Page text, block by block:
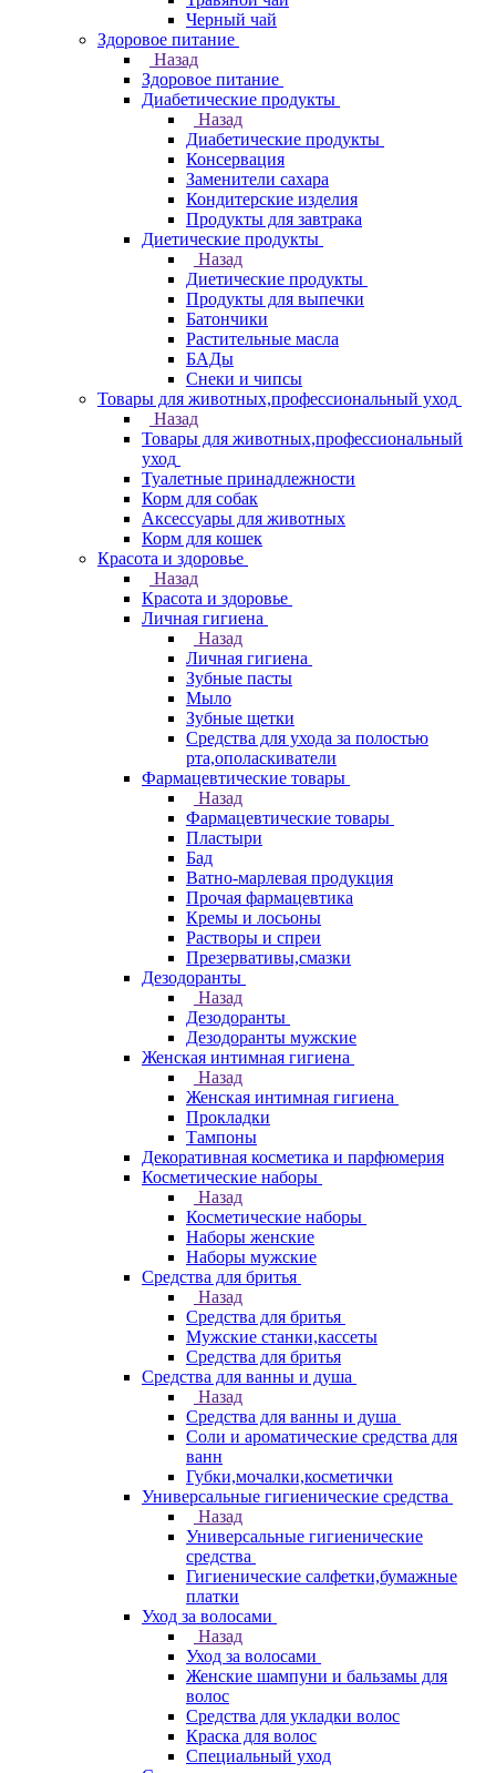
Черный чай
Здоровое питание
Назад
Здоровое питание
Диабетические продукты
Назад
Диабетические продукты
Консервация
Заменители сахара
Кондитерские изделия
Продукты для завтрака
Диетические продукты
Назад
Диетические продукты
Продукты для выпечки
Батончики
Растительные масла
БАДы
Снеки и чипсы
Товары для животных,профессиональный уход
Назад
Товары для животных,профессиональный
уход
Туалетные принадлежности
Корм для собак
Аксессуары для животных
Корм для кошек
Красота и здоровье
Назад
Красота и здоровье
Личная гигиена
Назад
Личная гигиена
Зубные пасты
Мыло
Зубные щетки
Средства для ухода за полостью
рта,ополаскиватели
Фармацевтические товары
Назад
Фармацевтические товары
Пластыри
Бад
Ватно-марлевая продукция
Прочая фармацевтика
Кремы и лосьоны
Растворы и спреи
Презервативы,смазки
Дезодоранты
Назад
Дезодоранты
Дезодоранты мужские
Женская интимная гигиена
Назад
Женская интимная гигиена
Прокладки
Тампоны
Декоративная косметика и парфюмерия
Косметические наборы
Назад
Косметические наборы
Наборы женские
Наборы мужские
Средства для бритья
Назад
Средства для бритья
Мужские станки,кассеты
Средства для бритья
Средства для ванны и душа
Назад
Средства для ванны и душа
Соли и ароматические средства для
ванн
Губки,мочалки,косметички
Универсальные гигиенические средства
Назад
Универсальные гигиенические
средства
Гигиенические салфетки,бумажные
платки
Уход за волосами
Назад
Уход за волосами
Женские шампуни и бальзамы для
волос
Средства для укладки волос
Краска для волос
Специальный уход